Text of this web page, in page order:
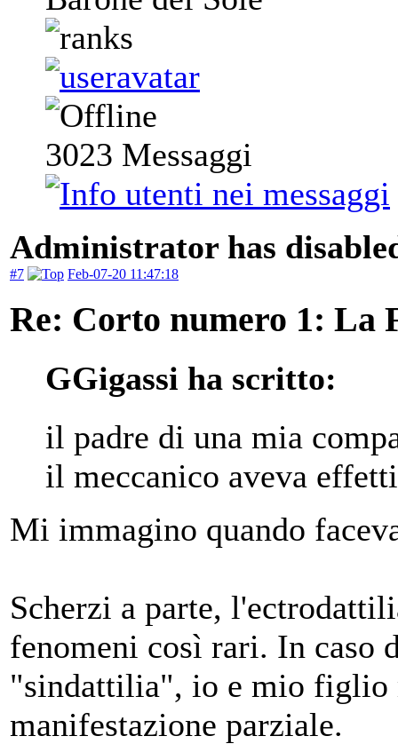
3023 Messaggi
Administrator has
#7 Feb-07-20 11:47:18
Re: Corto numero 1: La
GGigassi ha scritto:
il padre di una mia
il meccanico aveva
Mi immagino quando
Scherzi a parte,
fenomeni così rari. In caso
"sindattilia", io e mio figlio
manifestazione parziale.